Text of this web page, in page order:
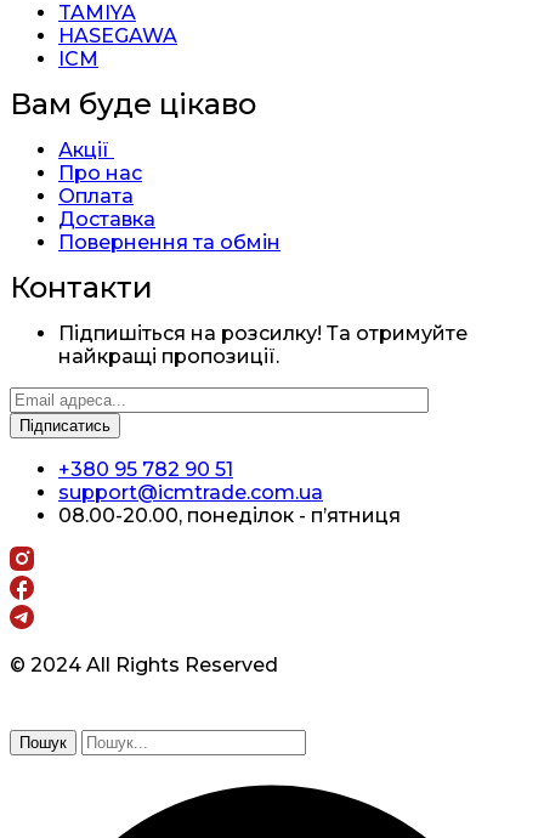
TAMIYA
HASEGAWA
ICM
Вам буде цікаво
Акції
Про нас
Оплата
Доставка
Повернення та обмін
Контакти
Підпишіться на розсилку! Та отримуйте
найкращі пропозиції.
+380 95 782 90 51
support@icmtrade.com.ua
08.00-20.00, понеділок - п’ятниця
© 2024 All Rights Reserved
Пошук